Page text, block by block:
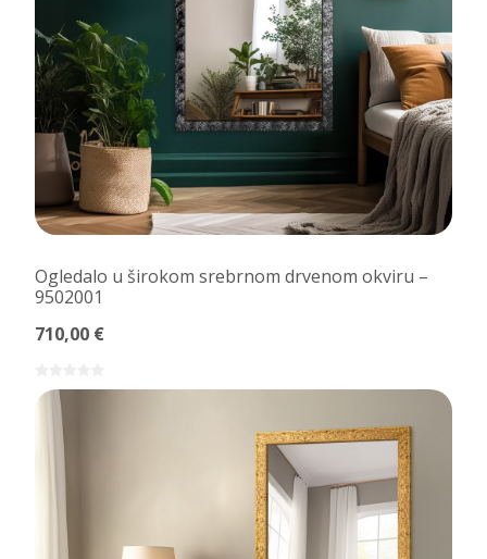
Ogledalo u širokom srebrnom drvenom okviru –
9502001
710,00 €